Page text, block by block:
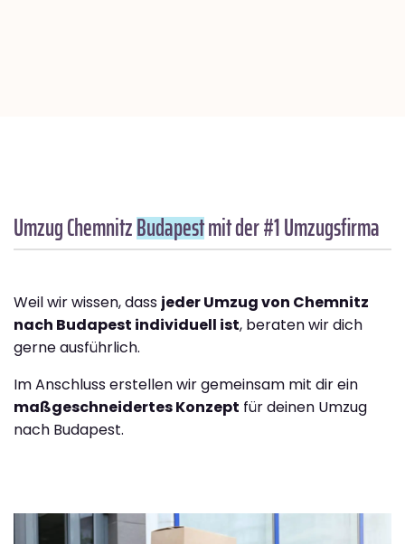
Umzug ChemnitzBudapestmit der #1 Umzugsfirma
Weil wir wissen, dass jeder Umzug von Chemnitz
nach Budapest individuell ist, beraten wir dich
gerne ausführlich.
Im Anschluss erstellen wir gemeinsam mit dir ein
maßgeschneidertes Konzept für deinen Umzug
nach Budapest.